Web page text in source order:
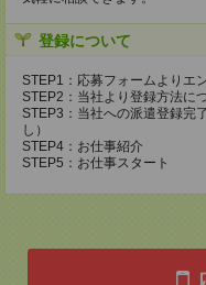
登録について
STEP1：応募フォームよりエ
STEP2：当社より登録方法に
STEP3：当社への派遣登録
し）
STEP4：お仕事紹介
STEP5：お仕事スタート